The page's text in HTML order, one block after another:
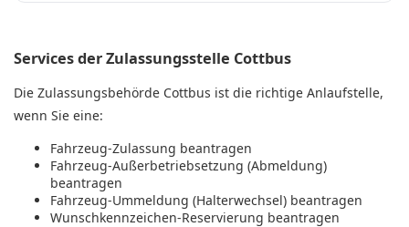
Services der Zulassungsstelle Cottbus
Die Zulassungsbehörde Cottbus ist die richtige Anlaufstelle,
wenn Sie eine:
Fahrzeug-Zulassung beantragen
Fahrzeug-Außerbetriebsetzung (Abmeldung)
beantragen
Fahrzeug-Ummeldung (Halterwechsel) beantragen
Wunschkennzeichen-Reservierung beantragen